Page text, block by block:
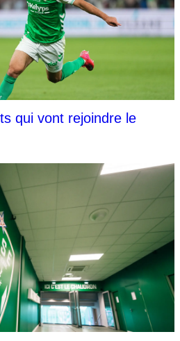
qui vont rejoindre le